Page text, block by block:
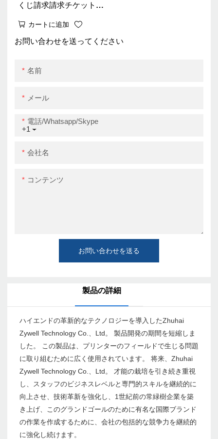
くじ請求請求チケットプ
マウントWifi Bluetooth
カートに追加
お問い合わせを送ってください
名前
メール
+1
電話/whatsapp/skype
会社名
コンテンツ
お問い合わせを送る
製品の詳細
ハイエンドの革新的なテクノロジーを導入したZhuhai
Zywell Technology Co.、Ltd。 製品開発の期間を短縮しま
した。 この製品は、プリンターのフィールドで生じる問題
に取り組むために広く使用されています。 将来、Zhuhai
Zywell Technology Co.、Ltd。 才能の栽培を引き続き重視
し、スタッフのビジネスレベルと専門的スキルを継続的に
向上させ、技術革新を強化し、1世紀前の常緑樹企業を築
き上げ、このグランドゴールのために有名な国際ブランド
の作業を作成するために、会社の包括的な競争力を継続的
に強化し続けます。